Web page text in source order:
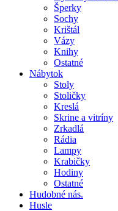
Šperky
Sochy
Krištál
Vázy
Knihy
Ostatné
Nábytok
Stoly
Stoličky
Kreslá
Skrine a vitríny
Zrkadlá
Rádia
Lampy
Krabičky
Hodiny
Ostatné
Hudobné nás.
Husle